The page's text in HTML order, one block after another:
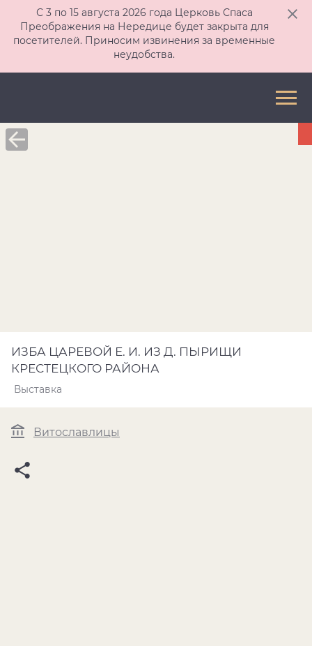
С 3 по 15 августа 2026 года Церковь Спаса
Преображения на Нередице будет закрыта для
посетителей. Приносим извинения за временные
неудобства.
ИЗБА ЦАРЕВОЙ Е. И. ИЗ Д. ПЫРИЩИ
КРЕСТЕЦКОГО РАЙОНА
Выставка
Витославлицы